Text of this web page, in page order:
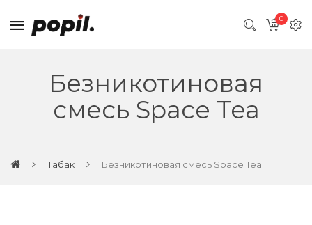
0
Безникотиновая
смесь Space Tea
Табак Безникотиновая смесь Space Tea